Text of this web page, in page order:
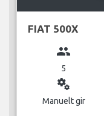
FIAT 500X
group
5
miscellaneous_services
Manuelt gir